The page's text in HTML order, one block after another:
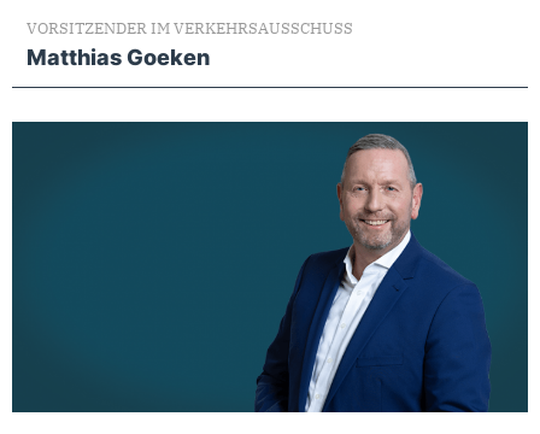
VORSITZENDER IM VERKEHRSAUSSCHUSS
Matthias Goeken